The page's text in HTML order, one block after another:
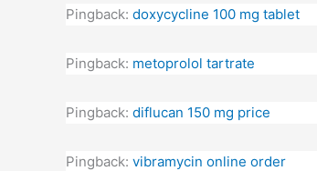
Pingback: doxycycline 100 mg tablet
Pingback: metoprolol tartrate
Pingback: diflucan 150 mg price
Pingback: vibramycin online order